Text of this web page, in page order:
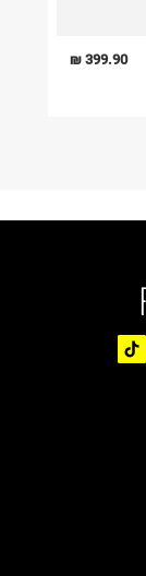
399.90 ₪